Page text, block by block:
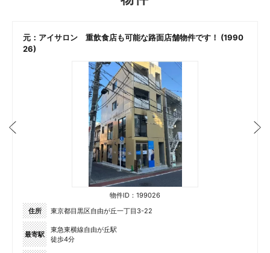
元：アイサロン 重飲食店も可能な路面店舗物件です！ (1990
26)
物件ID：199026
住所
東京都目黒区自由が丘一丁目3-22
最寄駅
東急東横線自由が丘駅
徒歩4分